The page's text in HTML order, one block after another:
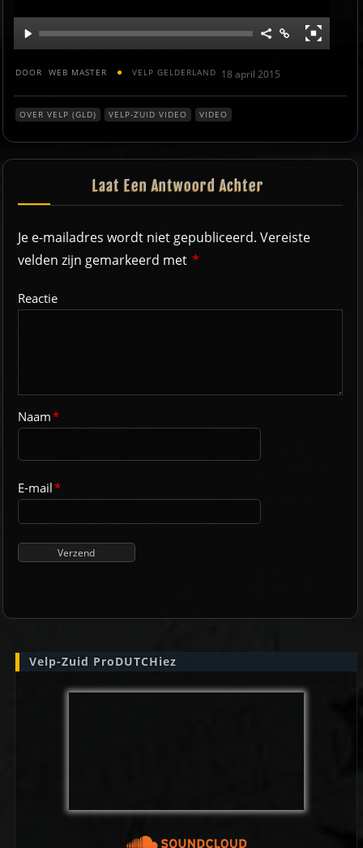
18 april 2015
DOOR WEB MASTER VELP GELDERLAND
OVER VELP (GLD) VELP-ZUID VIDEO VIDEO
Laat Een Antwoord Achter
Je e-mailadres wordt niet gepubliceerd. Vereiste
velden zijn gemarkeerd met *
Reactie
Naam*
E-mail*
Velp-Zuid ProDUTCHiez